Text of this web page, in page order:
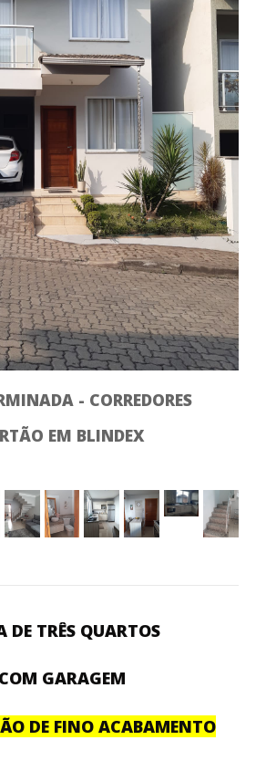
- CORREDORES
EM BLINDEX
DE TRÊS QUARTOS
COM GARAGEM
DE FINO ACABAMENTO